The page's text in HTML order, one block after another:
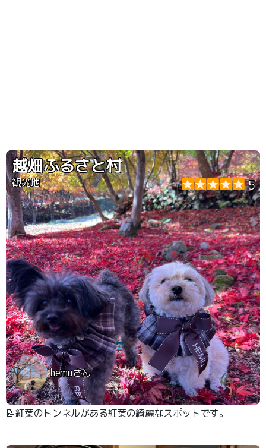
越畑ふるさと村
観光地 5
hemuさん
📝紅葉のトンネルがある紅葉の綺麗なスポットです。